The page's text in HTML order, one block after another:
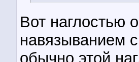
Вот наглостью
навязыванием
обычно этой